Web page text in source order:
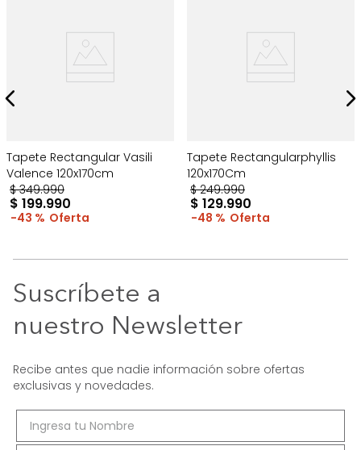
Tapete Rectangular Vasili
Valence 120x170cm
$ 349.990
$ 199.990
43 %
Tapete Rectangularphyllis
120x170Cm
$ 249.990
$ 129.990
48 %
Suscríbete a
nuestro Newsletter
Recibe antes que nadie información sobre ofertas
exclusivas y novedades.